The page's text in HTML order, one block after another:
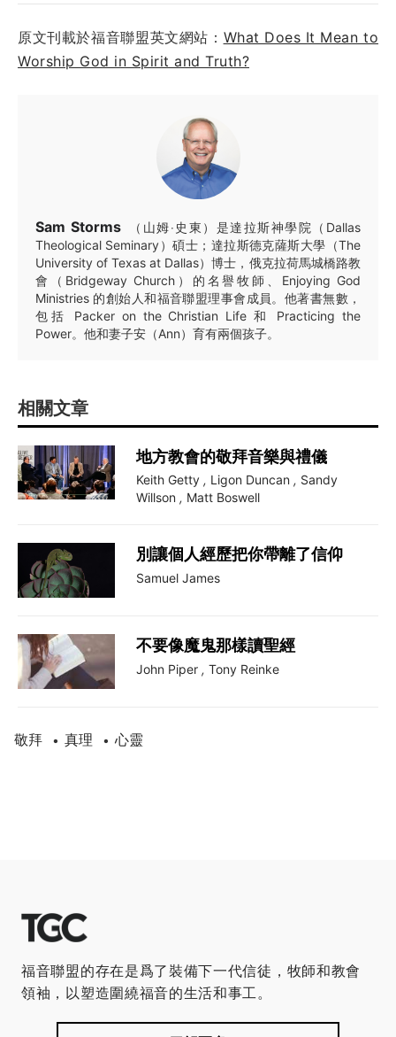
原文刊載於福音聯盟英文網站： What Does It Mean to
Worship God in Spirit and Truth?
Sam Storms
（山姆‧史東）是達拉斯神學院（Dallas
Theological Seminary）碩士；達拉斯德克薩斯大學（The
University of Texas at Dallas）博士，俄克拉荷馬城橋路教
會（Bridgeway Church）的名譽牧師、Enjoying God
Ministries 的創始人和福音聯盟理事會成員。他著書無數，
包括 Packer on the Christian Life 和 Practicing the
Power。他和妻子安（Ann）育有兩個孩子。
相關文章
地方教會的敬拜音樂與禮儀
Keith Getty , Ligon Duncan , Sandy
Willson , Matt Boswell
別讓個人經歷把你帶離了信仰
Samuel James
不要像魔鬼那樣讀聖經
John Piper , Tony Reinke
敬拜 • 真理 • 心靈
福音聯盟的存在是爲了裝備下一代信徒，牧師和教會
領袖，以塑造圍繞福音的生活和事工。